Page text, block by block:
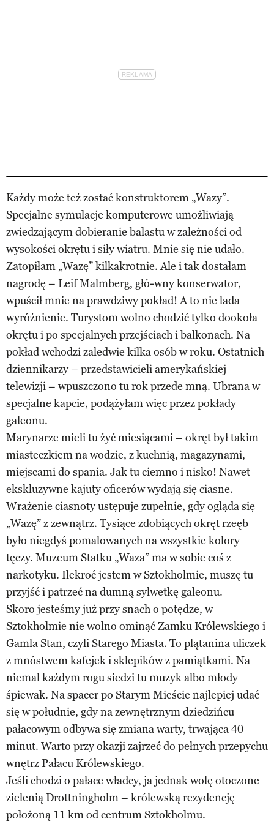
Każdy może też zostać konstruktorem „Wazy”.
Specjalne symulacje komputerowe umożliwiają
zwiedzającym dobieranie balastu w zależności od
wysokości okrętu i siły wiatru. Mnie się nie udało.
Zatopiłam „Wazę” kilkakrotnie. Ale i tak dostałam
nagrodę – Leif Malmberg, głó-wny konserwator,
wpuścił mnie na prawdziwy pokład! A to nie lada
wyróżnienie. Turystom wolno chodzić tylko dookoła
okrętu i po specjalnych przejściach i balkonach. Na
pokład wchodzi zaledwie kilka osób w roku. Ostatnich
dziennikarzy – przedstawicieli amerykańskiej
telewizji – wpuszczono tu rok przede mną. Ubrana w
specjalne kapcie, podążyłam więc przez pokłady
galeonu.
Marynarze mieli tu żyć miesiącami – okręt był takim
miasteczkiem na wodzie, z kuchnią, magazynami,
miejscami do spania. Jak tu ciemno i nisko! Nawet
ekskluzywne kajuty oficerów wydają się ciasne.
Wrażenie ciasnoty ustępuje zupełnie, gdy ogląda się
„Wazę” z zewnątrz. Tysiące zdobiących okręt rzeęb
było niegdyś pomalowanych na wszystkie kolory
tęczy. Muzeum Statku „Waza” ma w sobie coś z
narkotyku. Ilekroć jestem w Sztokholmie, muszę tu
przyjść i patrzeć na dumną sylwetkę galeonu.
Skoro jesteśmy już przy snach o potędze, w
Sztokholmie nie wolno ominąć Zamku Królewskiego i
Gamla Stan, czyli Starego Miasta. To plątanina uliczek
z mnóstwem kafejek i sklepików z pamiątkami. Na
niemal każdym rogu siedzi tu muzyk albo młody
śpiewak. Na spacer po Starym Mieście najlepiej udać
się w południe, gdy na zewnętrznym dziedzińcu
pałacowym odbywa się zmiana warty, trwająca 40
minut. Warto przy okazji zajrzeć do pełnych przepychu
wnętrz Pałacu Królewskiego.
Jeśli chodzi o pałace władcy, ja jednak wolę otoczone
zielenią Drottningholm – królewską rezydencję
położoną 11 km od centrum Sztokholmu.